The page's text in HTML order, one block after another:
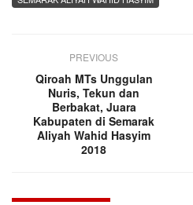
PREVIOUS
Qiroah MTs Unggulan
Nuris, Tekun dan
Berbakat, Juara
Kabupaten di Semarak
Aliyah Wahid Hasyim
2018